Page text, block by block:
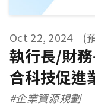
Oct 22, 2024 (
執行長/財
合科技促進
#企業資源規劃